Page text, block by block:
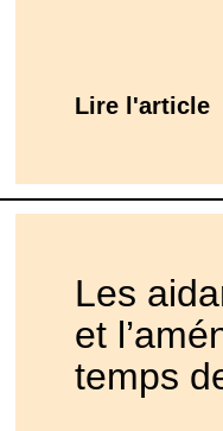
Lire l'article
Les
et
temps